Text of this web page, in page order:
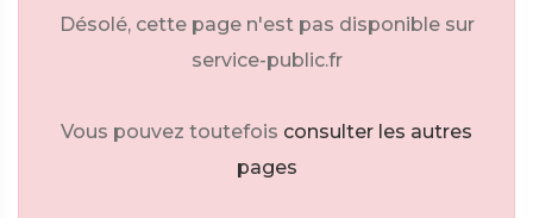
Désolé, cette page n'est pas disponible sur
service-public.fr
Vous pouvez toutefois consulter les autres
pages